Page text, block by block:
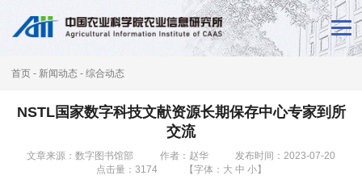
闻
首页 - 新闻动态 - 综合动态
NSTL国家数字科技文献资源长期保存中心专家到所
交流
文章来源：数字图书馆部 作者：赵华
发布时间：2023-07-20
点击量： 3174 【字体： 大 中 小】